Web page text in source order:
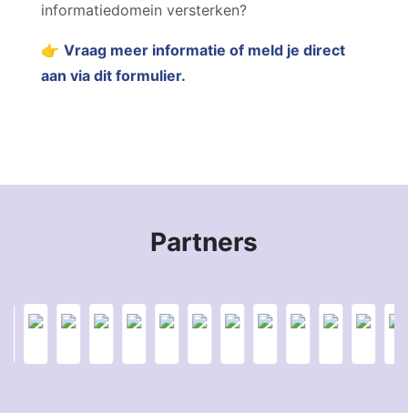
informatiedomein versterken?
👉 Vraag meer informatie of meld je direct
aan via dit formulier.
Partners